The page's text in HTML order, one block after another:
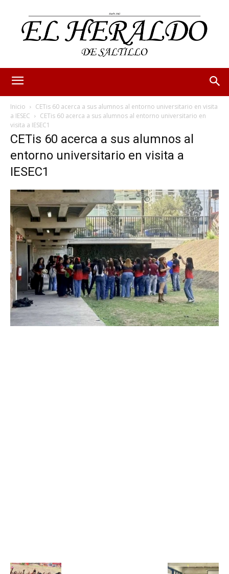
Inicio
CETis 60 acerca a sus alumnos al entorno universitario en visita
a IESEC
CETis 60 acerca a sus alumnos al entorno universitario en
visita a IESEC1
CETis 60 acerca a sus alumnos al
entorno universitario en visita a
IESEC1